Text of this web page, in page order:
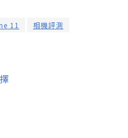
11 相機評測